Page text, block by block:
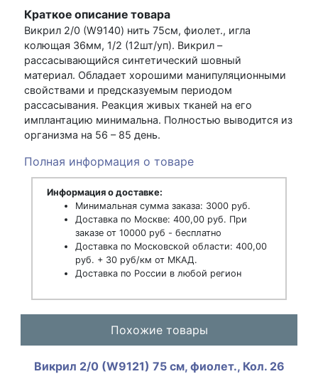
Краткое описание товара
Викрил 2/0 (W9140) нить 75см, фиолет., игла
колющая 36мм, 1/2 (12шт/уп). Викрил –
рассасывающийся синтетический шовный
материал. Обладает хорошими манипуляционными
свойствами и предсказуемым периодом
рассасывания. Реакция живых тканей на его
имплантацию минимальна. Полностью выводится из
организма на 56 – 85 день.
Полная информация о товаре
Информация о доставке:
Минимальная сумма заказа: 3000 руб.
Доставка по Москве: 400,00 руб. При
заказе от 10000 руб - бесплатно
Доставка по Московской области: 400,00
руб. + 30 руб/км от МКАД.
Доставка по России в любой регион
Похожие товары
Викрил 2/0 (W9121) 75 см, фиолет., Кол. 26